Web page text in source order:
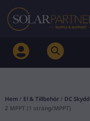
Hoppa
innehåll
Hem / El & Tillbehör / DC Skydd
2 MPPT (1 sträng/MPPT)